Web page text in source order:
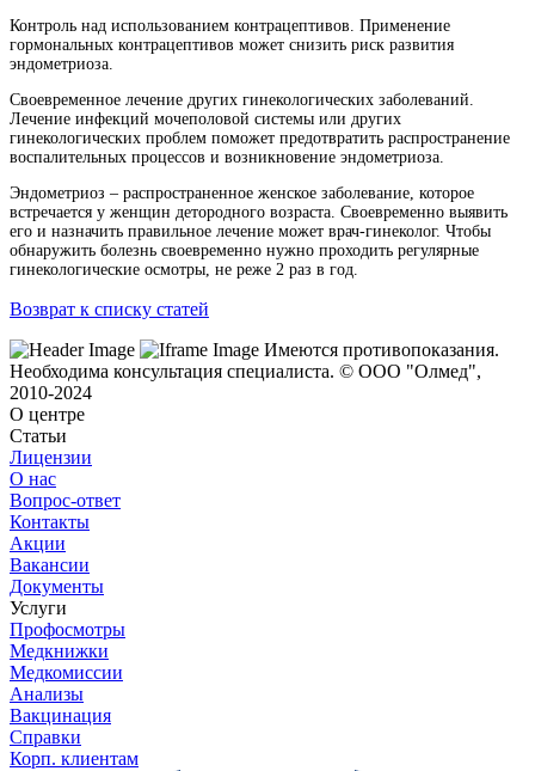
Контроль над использованием контрацептивов. Применение
гормональных контрацептивов может снизить риск развития
эндометриоза.
Своевременное лечение других гинекологических заболеваний.
Лечение инфекций мочеполовой системы или других
гинекологических проблем поможет предотвратить распространение
воспалительных процессов и возникновение эндометриоза.
Эндометриоз – распространенное женское заболевание, которое
встречается у женщин детородного возраста. Своевременно выявить
его и назначить правильное лечение может врач-гинеколог. Чтобы
обнаружить болезнь своевременно нужно проходить регулярные
гинекологические осмотры, не реже 2 раз в год.
Возврат к списку статей
Имеются противопоказания.
Необходима консультация специалиста. © ООО "Олмед",
2010-2024
О центре
Статьи
Лицензии
О нас
Вопрос-ответ
Контакты
Акции
Вакансии
Документы
Услуги
Профосмотры
Медкнижки
Медкомиссии
Анализы
Вакцинация
Справки
Корп. клиентам